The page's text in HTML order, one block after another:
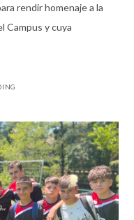
rendir homenaje a la
Campus y cuya